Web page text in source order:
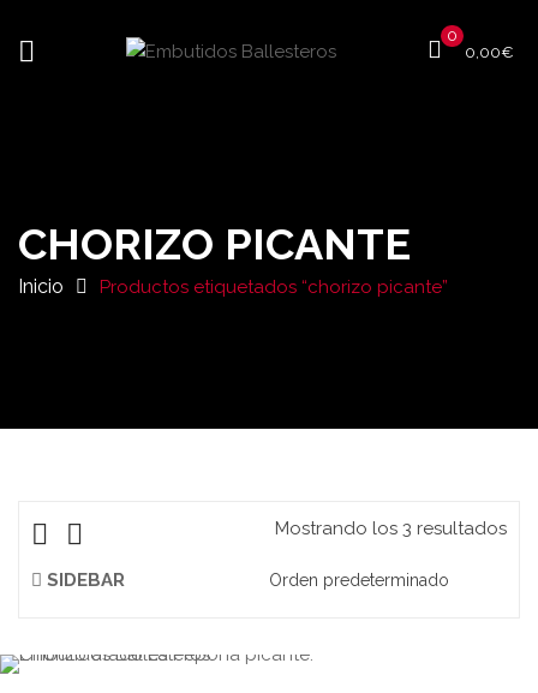
0
0,00€
CHORIZO PICANTE
Inicio Productos etiquetados “chorizo picante”
Mostrando los 3 resultados
SIDEBAR